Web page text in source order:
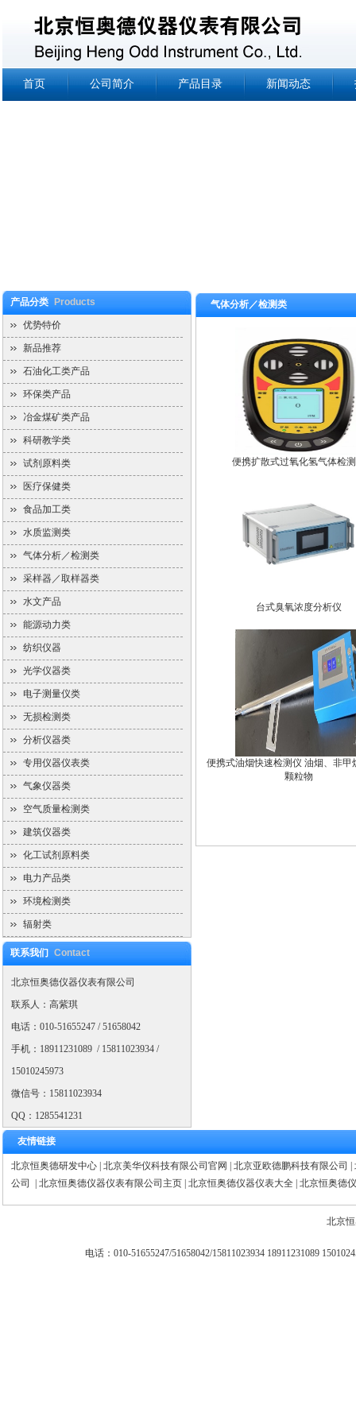
首页 公司简介 产品目录 新闻动态
产品分类 Products
优势特价
新品推荐
石油化工类产品
环保类产品
冶金煤矿类产品
科研教学类
试剂原料类
医疗保健类
食品加工类
水质监测类
气体分析／检测类
采样器／取样器类
水文产品
能源动力类
纺织仪器
光学仪器类
电子测量仪类
无损检测类
分析仪器类
专用仪器仪表类
气象仪器类
空气质量检测类
建筑仪器类
化工试剂原料类
电力产品类
环境检测类
辐射类
联系我们 Contact
北京恒奥德仪器仪表有限公司
联系人：高紫琪
电话：010-51655247 / 51658042
手机：18911231089 / 15811023934 /
15010245973
微信号：15811023934
QQ：1285541231
气体分析／检测类
便携扩散式过氧化氢气体检
台式臭氧浓度分析仪
便携式油烟快速检测仪 油烟、非甲
颗粒物
友情链接
北京恒奥德研发中心| 北京美华仪科技有限公司官网 北京亚欧德鹏科技有限公司
公司
北京恒奥德仪器仪表有限公司主页| 北京恒奥德仪器仪表大全| 北京恒奥德
北京
电话：010-51655247/51658042/15811023934 18911231089